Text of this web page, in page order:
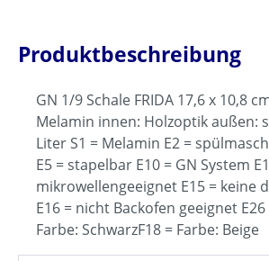
Produktbeschreibung
GN 1/9 Schale FRIDA 17,6 x 10,8
Melamin innen: Holzoptik außen:
Liter S1 = Melamin E2 =
E5 = stapelbar E10 = GN System
mikrowellengeeignet E15 = keine
E16 = nicht Backofen geeignet E26
Farbe: SchwarzF18 = Farbe: Beige